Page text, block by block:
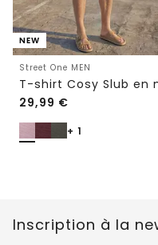
NEW
Street One MEN
29,99 €
+ 1
Inscription à la